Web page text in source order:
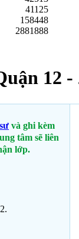
41125
158448
2881888
12 -
và ghi kèm
tâm sẽ liên
lớp.